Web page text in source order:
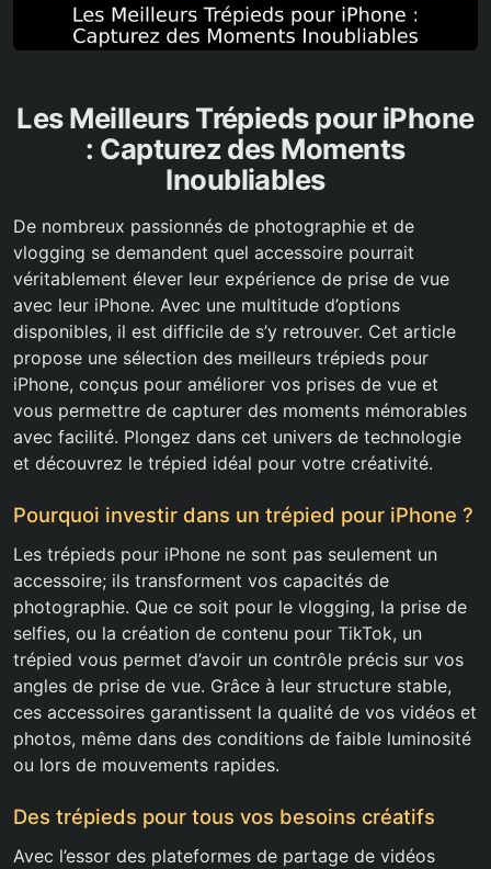
Les Meilleurs Trépieds pour iPhone
: Capturez des Moments
Inoubliables
De nombreux passionnés de photographie et de
vlogging se demandent quel accessoire pourrait
véritablement élever leur expérience de prise de vue
avec leur iPhone. Avec une multitude d’options
disponibles, il est difficile de s’y retrouver. Cet article
propose une sélection des meilleurs trépieds pour
iPhone, conçus pour améliorer vos prises de vue et
vous permettre de capturer des moments mémorables
avec facilité. Plongez dans cet univers de technologie
et découvrez le trépied idéal pour votre créativité.
Pourquoi investir dans un trépied pour iPhone ?
Les trépieds pour iPhone ne sont pas seulement un
accessoire; ils transforment vos capacités de
photographie. Que ce soit pour le vlogging, la prise de
selfies, ou la création de contenu pour TikTok, un
trépied vous permet d’avoir un contrôle précis sur vos
angles de prise de vue. Grâce à leur structure stable,
ces accessoires garantissent la qualité de vos vidéos et
photos, même dans des conditions de faible luminosité
ou lors de mouvements rapides.
Des trépieds pour tous vos besoins créatifs
Avec l’essor des plateformes de partage de vidéos